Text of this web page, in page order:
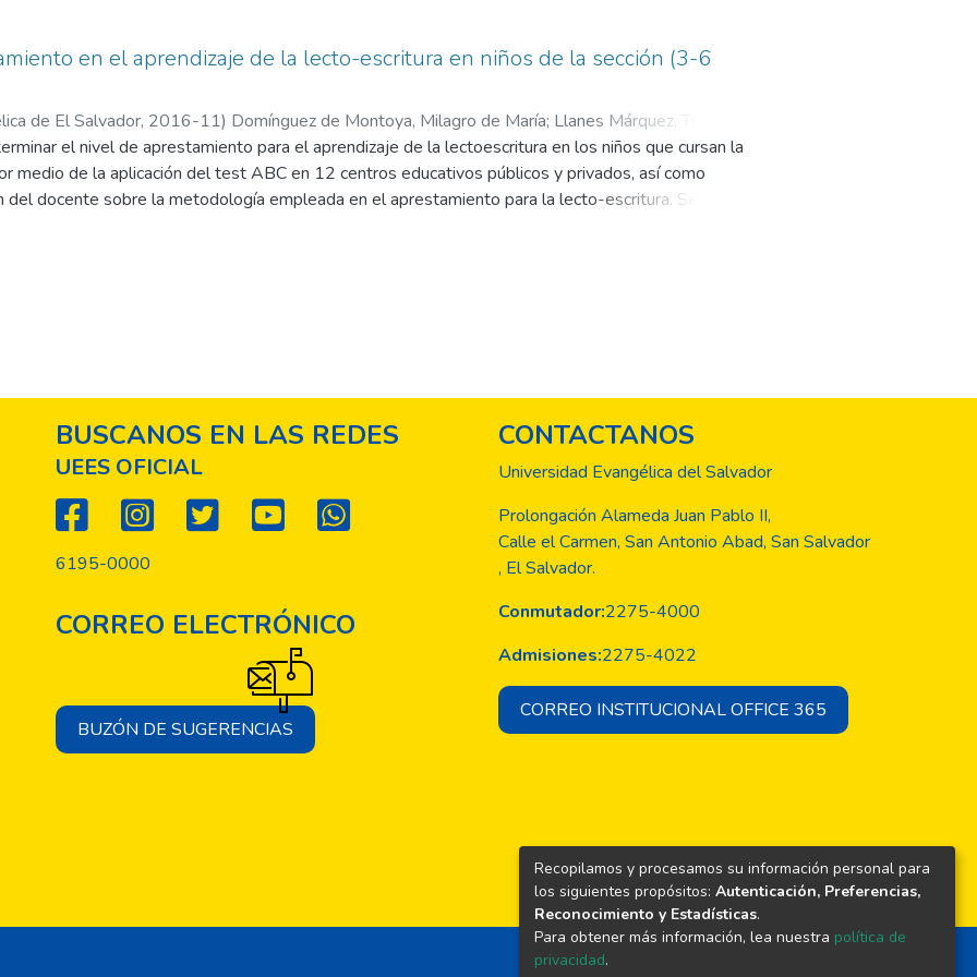
en el aprendizaje de la lecto-escritura en niños de la sección (3-6
de El Salvador, 2016-11) Domínguez de Montoya, Milagro de María; Llanes Márquez, Tito
el nivel de aprestamiento para el aprendizaje de la lectoescritura en los niños que cursan la
medio de la aplicación del test ABC en 12 centros educativos públicos y privados, así como
del docente sobre la metodología empleada en el aprestamiento para la lecto-escritura. Se
y niñas y con 12 maestras. Los hallazgos más relevantes fueron que las prácticas metodológicas
BUSCANOS EN LAS REDES
UEES OFICIAL
6195-0000
CORREO ELECTRÓNICO
BUZÓN DE SUGERENCIAS
CONTACTANOS
Universidad Evangélica del Salvador
Prolongación Alameda Juan Pablo II,
Calle el Carmen, San Antonio Abad, San Salvador
, El Salvador.
Conmutador:2275-4000
Admisiones:2275-4022
CORREO INSTITUCIONAL OFFICE 365
Recopilamos y procesamos su información personal para
los siguientes propósitos: Autenticación, Preferencias,
Reconocimiento y Estadísticas.
Para obtener más información, lea nuestra política de
privacidad.